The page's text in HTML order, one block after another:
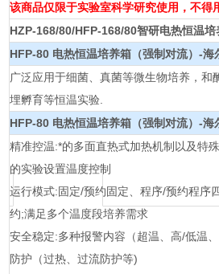
该商品仅限于实验室科学研究使用，不得
HZP-168/80/HFP-168/80智研电热恒温培
HFP-80 电热恒温培养箱（强制对流）-海
广泛应用于细菌、真菌等微生物培养，和
埋孵育等恒温实验.
HFP-80 电热恒温培养箱（强制对流）-海
精准控温:*的多面直热式加热机制以及特
的实验设置温度控制
运行模式:固定/预约固定、程序/预约程序
约;满足多个温度段培养需求
安全稳定:多种报警内容（超温、高/低温
防护（过热、过流防护等)